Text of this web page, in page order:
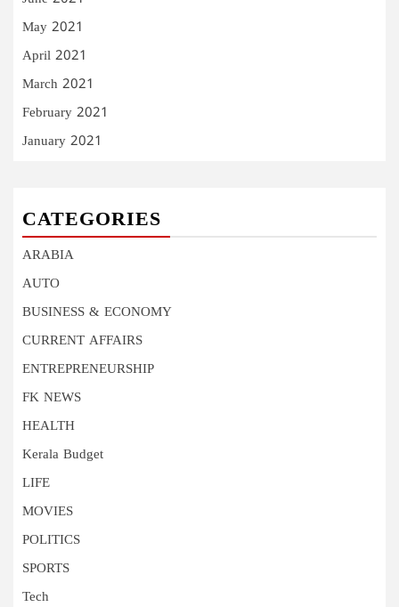
May 2021
April 2021
March 2021
February 2021
January 2021
CATEGORIES
ARABIA
AUTO
BUSINESS & ECONOMY
CURRENT AFFAIRS
ENTREPRENEURSHIP
FK NEWS
HEALTH
Kerala Budget
LIFE
MOVIES
POLITICS
SPORTS
Tech